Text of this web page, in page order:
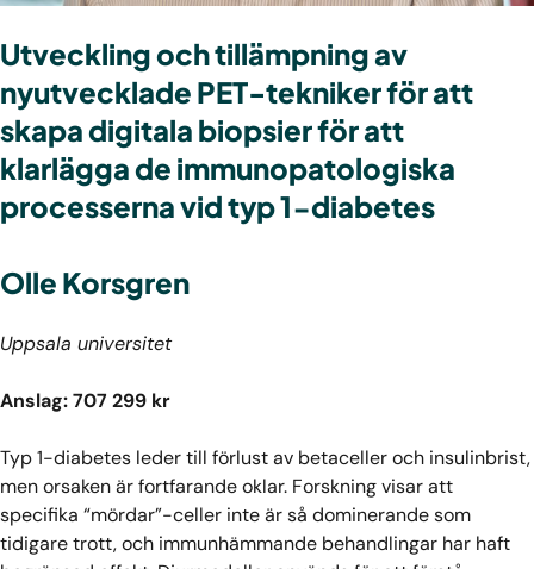
Utveckling och tillämpning av
nyutvecklade PET-tekniker för att
skapa digitala biopsier för att
klarlägga de immunopatologiska
processerna vid typ 1-diabetes
Olle Korsgren
Uppsala universitet
Anslag: 707 299 kr
Typ 1-diabetes leder till förlust av betaceller och insulinbrist,
men orsaken är fortfarande oklar. Forskning visar att
specifika “mördar”-celler inte är så dominerande som
tidigare trott, och immunhämmande behandlingar har haft